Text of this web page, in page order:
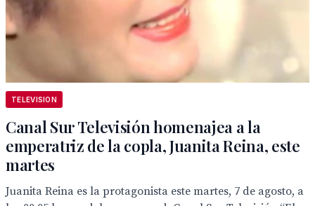
TELEVISION
Canal Sur Televisión homenajea a la
emperatriz de la copla, Juanita Reina, este
martes
Juanita Reina es la protagonista este martes, 7 de agosto, a